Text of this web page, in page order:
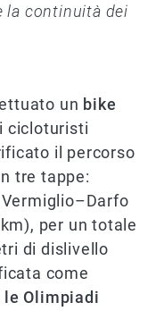
la continuità dei
un bike
cicloturisti
il percorso
tre tappe:
per un totale
di dislivello
come
Olimpiadi